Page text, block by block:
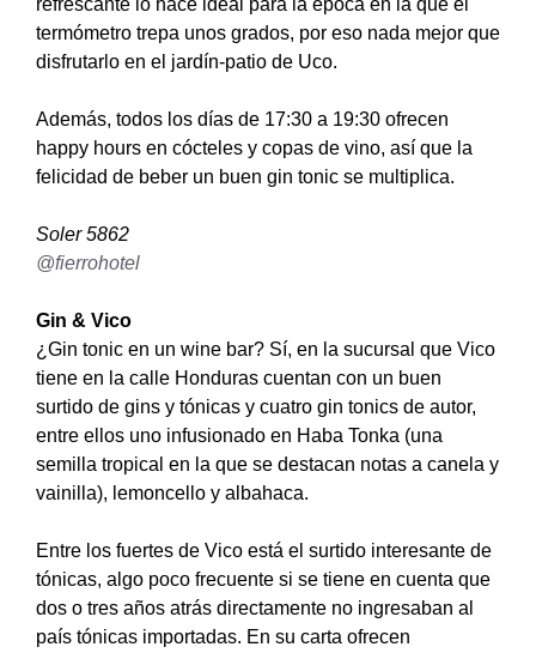
termómetro trepa unos grados, por eso nada mejor que
disfrutarlo en el jardín-patio de Uco.
Además, todos los días de 17:30 a 19:30 ofrecen
happy hours en cócteles y copas de vino, así que la
felicidad de beber un buen gin tonic se multiplica.
Soler 5862
@fierrohotel
Gin & Vico
¿Gin tonic en un wine bar? Sí, en la sucursal que Vico
tiene en la calle Honduras cuentan con un buen
surtido de gins y tónicas y cuatro gin tonics de autor,
entre ellos uno infusionado en Haba Tonka (una
semilla tropical en la que se destacan notas a canela y
vainilla), lemoncello y albahaca.
Entre los fuertes de Vico está el surtido interesante de
tónicas, algo poco frecuente si se tiene en cuenta que
dos o tres años atrás directamente no ingresaban al
país tónicas importadas. En su carta ofrecen